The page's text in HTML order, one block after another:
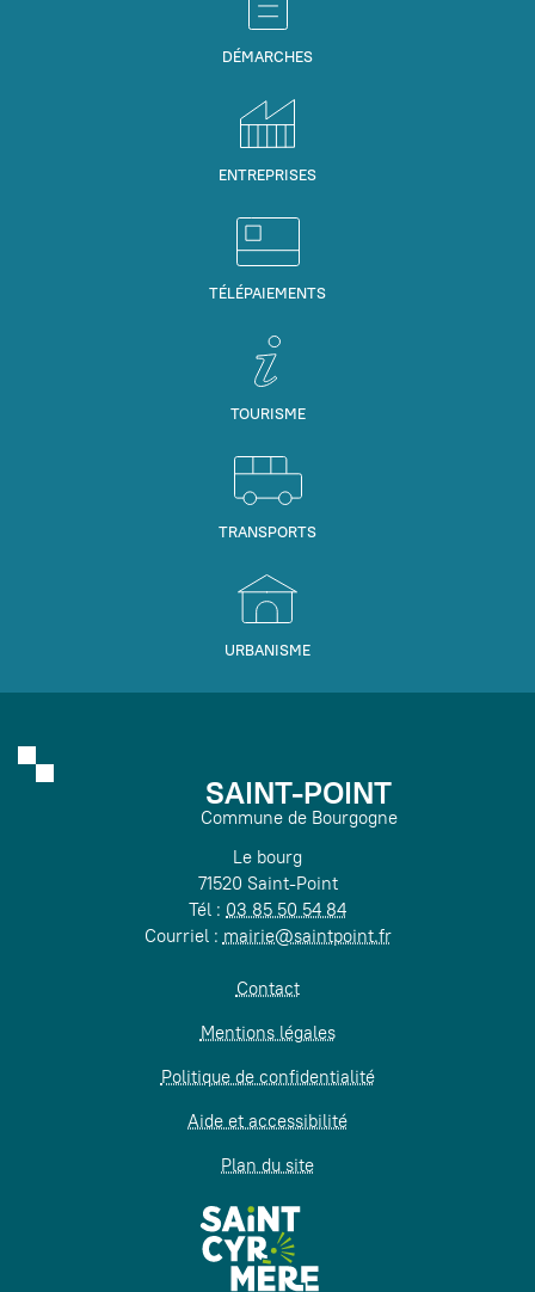
DÉMARCHES
ENTREPRISES
TÉLÉPAIEMENTS
TOURISME
TRANSPORTS
URBANISME
SAINT-POINT
Commune de Bourgogne
Le bourg
71520 Saint-Point
Tél : 03 85 50 54 84
Courriel : mairie@saintpoint.fr
Contact
Mentions légales
Politique de confidentialité
Aide et accessibilité
Plan du site